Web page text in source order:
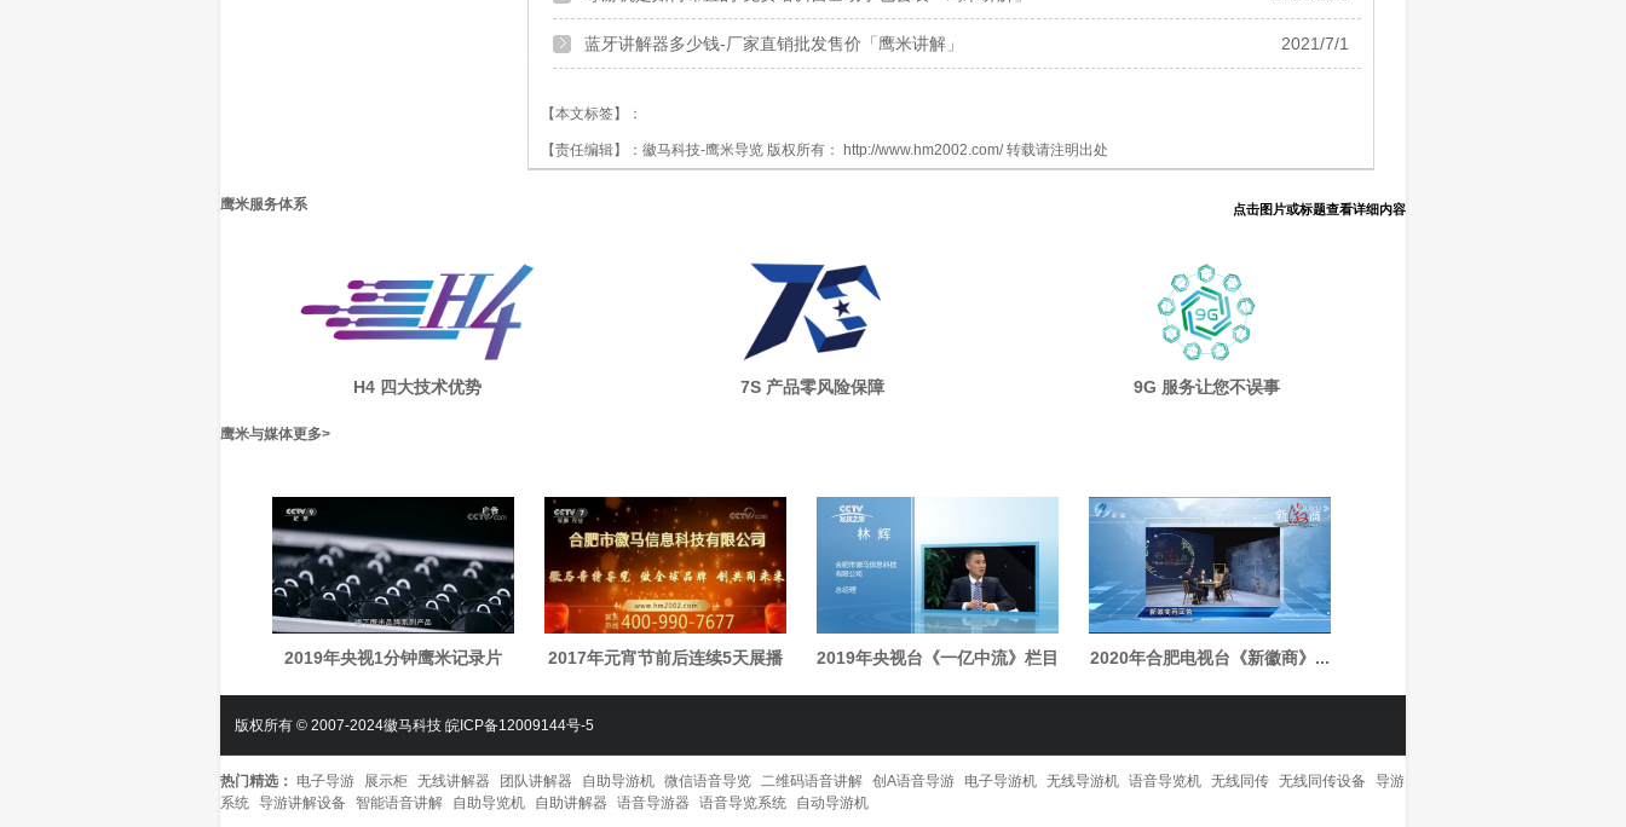
2021/7/1
蓝牙讲解器多少钱-厂家直销批发售价「鹰米讲解」
【本文标签】：
【责任编辑】： 徽马科技-鹰米导览 版权所有： http://www.hm2002.com/转载请注明出处
鹰米服务体系 点击图片或标题查看详细内容
H4 四大技术优势 7S 产品零风险保障 9G 服务让您不误事
鹰米与媒体更多>
2019年央视1分钟鹰米记录片 2017年元宵节前后连续5天展播 2019年央视台《一亿中流》栏目 2020年合肥电视台《新徽商》...
版权所有 © 2007-2024徽马科技 皖ICP备12009144号-5
热门精选： 电子导游 展示柜 无线讲解器 团队讲解器 自助导游机 微信语音导览 二维码语音讲解 创A语音导游 电子导游机 无线导游机 语音导览机 无线同传 无线同传设备 导游
系统
导游讲解设备 智能语音讲解 自助导览机 自助讲解器 语音导游器 语音导览系统 自动导游机